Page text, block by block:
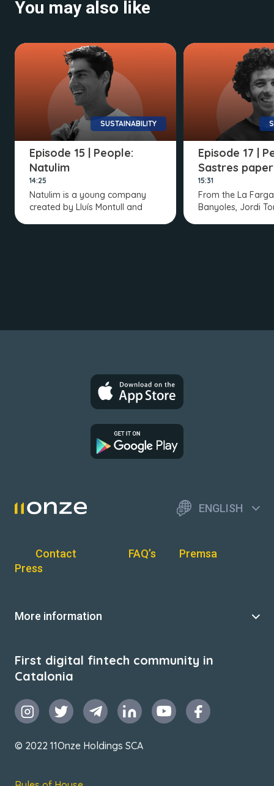
You may also like
SUSTAINABILITY
Episode 15 | People:
Natulim
14:25
Natulim is a young company
created by Lluís Montull and
Episode 17 |
Sastres
15:31
From the La
Banyoles, Jordi
ENGLISH
Contact FAQ’s
Premsa
Press
More information
First digital fintech community in
Catalonia
© 2022 11Onze Holdings SCA